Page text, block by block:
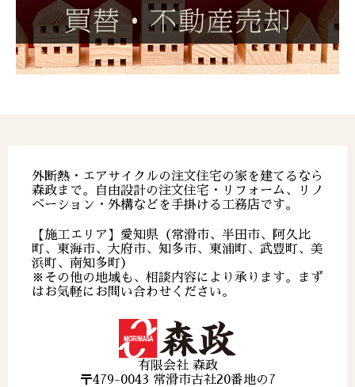
外断熱・エアサイクルの注文住宅の家を建てるなら
森政まで。自由設計の注文住宅・リフォーム、リノ
ベーション・外構などを手掛ける工務店です。
【施工エリア】愛知県（常滑市、半田市、阿久比
町、東海市、大府市、知多市、東浦町、武豊町、美
浜町、南知多町）
※その他の地域も、相談内容により承ります。まず
はお気軽にお問い合わせください。
有限会社 森政
〒479-0043 常滑市古社20番地の7